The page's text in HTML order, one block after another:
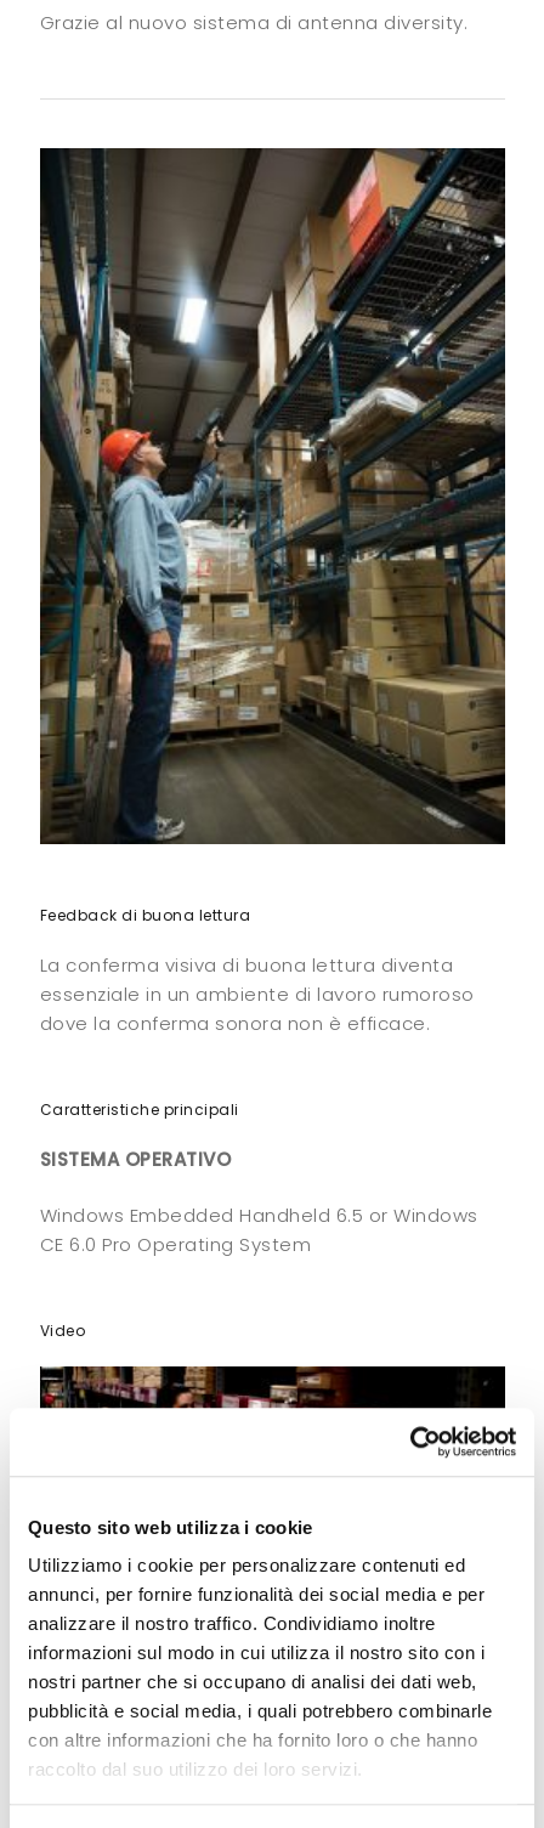
Questo sito web utilizza i cookie
Utilizziamo i cookie per personalizzare contenuti ed
annunci, per fornire funzionalità dei social media e per
analizzare il nostro traffico. Condividiamo inoltre
informazioni sul modo in cui utilizza il nostro sito con i
nostri partner che si occupano di analisi dei dati web,
pubblicità e social media, i quali potrebbero combinarle
con altre informazioni che ha fornito loro o che hanno
raccolto dal suo utilizzo dei loro servizi.
Grazie al nuovo sistema di antenna diversity.
Feedback di buona lettura
La conferma visiva di buona lettura diventa
essenziale in un ambiente di lavoro rumoroso
dove la conferma sonora non è efficace.
Caratteristiche principali
SISTEMA OPERATIVO
Windows Embedded Handheld 6.5 or Windows
CE 6.0 Pro Operating System
Video
Download documenti